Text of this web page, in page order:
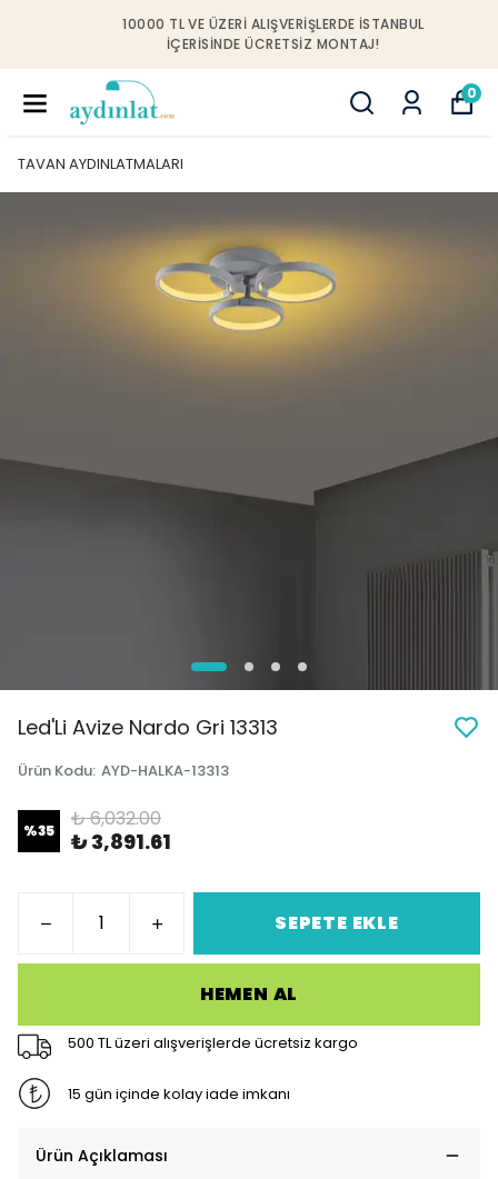
10000 TL VE ÜZERI ALIŞVERIŞLERDE İSTANBUL
IÇERISINDE ÜCRETSIZ MONTAJ!
0
TAVAN AYDINLATMALARI
Led'Li Avize Nardo Gri 13313
Ürün Kodu: AYD-HALKA-13313
%35 ₺ 6,032.00
₺ 3,891.61
SEPETE EKLE
HEMEN AL
500 TL üzeri alışverişlerde ücretsiz kargo
15 gün içinde kolay iade imkanı
Ürün Açıklaması